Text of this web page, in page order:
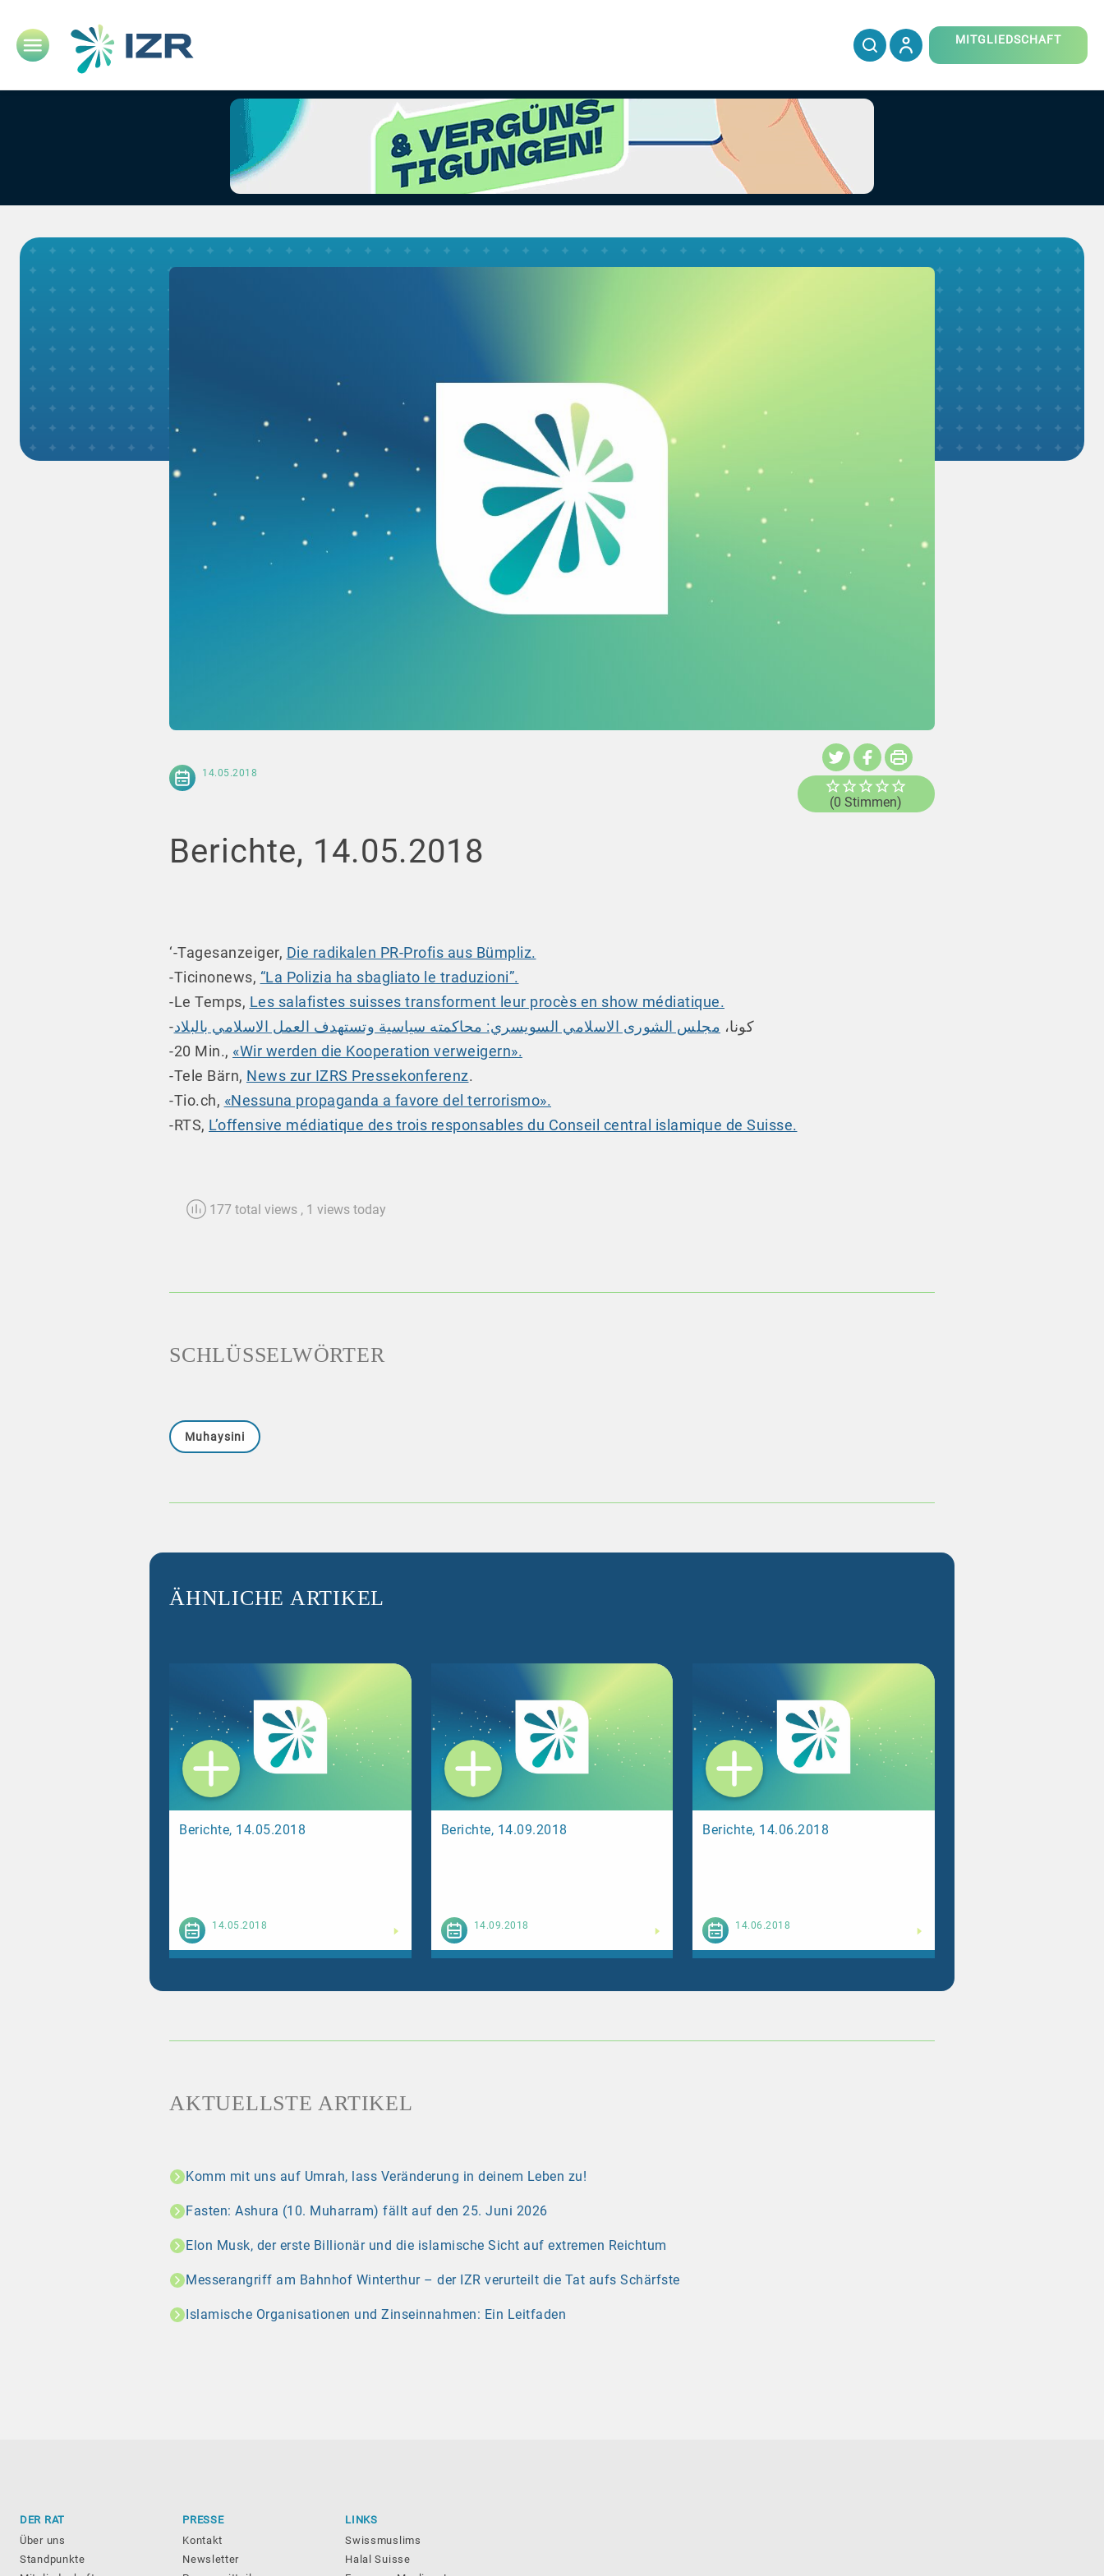
MITGLIEDSCHAFT
14.05.2018
(0 Stimmen)
Berichte, 14.05.2018
‘-Tagesanzeiger, Die radikalen PR-Profis aus Bümpliz.
-Ticinonews, “La Polizia ha sbagliato le traduzioni”.
-Le Temps, Les salafistes suisses transforment leur procès en show médiatique.
-كونا، مجلس الشورى الاسلامي السويسري: محاكمته سياسية وتستهدف العمل الاسلامي بالبلاد
-20 Min., «Wir werden die Kooperation verweigern».
-Tele Bärn, News zur IZRS Pressekonferenz.
-Tio.ch, «Nessuna propaganda a favore del terrorismo».
-RTS, L’offensive médiatique des trois responsables du Conseil central islamique de Suisse.
177 total views , 1 views today
SCHLÜSSELWÖRTER
Muhaysini
ÄHNLICHE ARTIKEL
Berichte, 14.05.2018
14.05.2018
Berichte, 14.09.2018
14.09.2018
Berichte, 14.06.2018
14.06.2018
AKTUELLSTE ARTIKEL
Komm mit uns auf Umrah, lass Veränderung in deinem Leben zu!
Fasten: Ashura (10. Muharram) fällt auf den 25. Juni 2026
Elon Musk, der erste Billionär und die islamische Sicht auf extremen Reichtum
Messerangriff am Bahnhof Winterthur – der IZR verurteilt die Tat aufs Schärfste
Islamische Organisationen und Zinseinnahmen: Ein Leitfaden
DER RAT
Über uns
Standpunkte
PRESSE
Kontakt
Newsletter
LINKS
Swissmuslims
Halal Suisse